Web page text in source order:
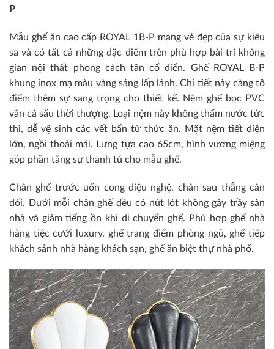
P
Mẫu ghế ăn cao cấp ROYAL 1B-P mang vẻ đẹp của sự kiêu
sa và có tất cả những đặc điểm trên phù hợp bài trí không
gian nội thất phong cách tân cổ điển. Ghế ROYAL B-P
khung inox mạ màu vàng sáng lấp lánh. Chi tiết này càng tô
điểm thêm sự sang trọng cho thiết kế. Nệm ghế bọc PVC
vân cá sấu thời thượng. Loại nệm này không thấm nước tức
thì, dễ vệ sinh các vết bẩn từ thức ăn. Mặt nệm tiết diện
lớn, ngồi thoải mái. Lưng tựa cao 65cm, hình vương miệng
góp phần tăng sự thanh tú cho mẫu ghế.
Chân ghế trước uốn cong điệu nghệ, chân sau thẳng cân
đối. Dưới mỗi chân ghế đều có nút lót không gây trầy sàn
nhà và giảm tiếng ồn khi di chuyển ghế. Phù hợp ghế nhà
hàng tiệc cưới luxury, ghế trang điểm phòng ngủ, ghế tiếp
khách sảnh nhà hàng khách sạn, ghế ăn biệt thự nhà phố.